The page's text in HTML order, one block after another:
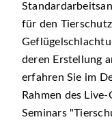
für den
deren Erstellung
erfahren Sie im
Rahmen des
Seminars